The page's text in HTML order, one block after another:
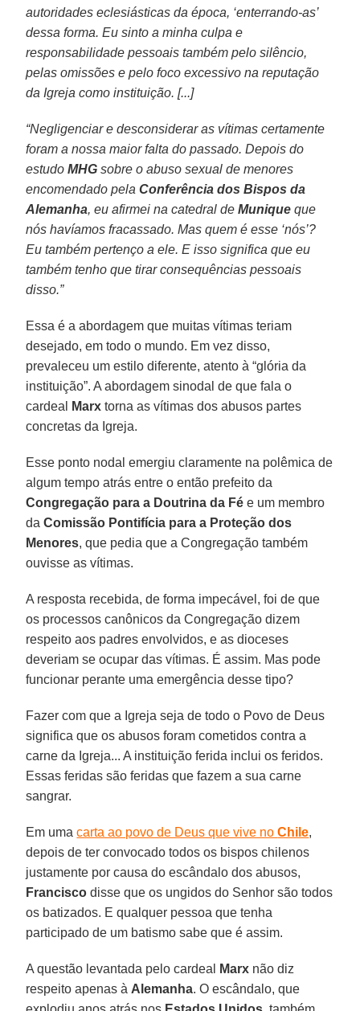
autoridades eclesiásticas da época, ‘enterrando-as’
dessa forma. Eu sinto a minha culpa e
responsabilidade pessoais também pelo silêncio,
pelas omissões e pelo foco excessivo na reputação
da Igreja como instituição. [...]
“Negligenciar e desconsiderar as vítimas certamente
foram a nossa maior falta do passado. Depois do
estudoMHG sobre o abuso sexual de menores
encomendado pelaConferência dos Bispos da
Alemanha, eu afirmei na catedral deMunique que
nós havíamos fracassado. Mas quem é esse ‘nós’?
Eu também pertenço a ele. E isso significa que eu
também tenho que tirar consequências pessoais
disso.”
Essa é a abordagem que muitas vítimas teriam
desejado, em todo o mundo. Em vez disso,
prevaleceu um estilo diferente, atento à “glória da
instituição”. A abordagem sinodal de que fala o
cardeal
Marx torna as vítimas dos abusos partes
concretas da Igreja.
Esse ponto nodal emergiu claramente na polêmica de
algum tempo atrás entre o então prefeito da
Congregação para a Doutrina da Fé e um membro
daComissão Pontifícia para a Proteção dos
Menores, que pedia que a Congregação também
ouvisse as vítimas.
A resposta recebida, de forma impecável, foi de que
os processos canônicos da Congregação dizem
respeito aos padres envolvidos, e as dioceses
deveriam se ocupar das vítimas. É assim. Mas pode
funcionar perante uma emergência desse tipo?
Fazer com que a Igreja seja de todo o Povo de Deus
significa que os abusos foram cometidos contra a
carne da Igreja... A instituição ferida inclui os feridos.
Essas feridas são feridas que fazem a sua carne
sangrar.
Em umacarta ao povo de Deus que vive noChile,
depois de ter convocado todos os bispos chilenos
justamente por causa do escândalo dos abusos,
Francisco disse que os ungidos do Senhor são todos
os batizados. E qualquer pessoa que tenha
participado de um batismo sabe que é assim.
A questão levantada pelo cardeal Marx não diz
respeito apenas à Alemanha. O escândalo, que